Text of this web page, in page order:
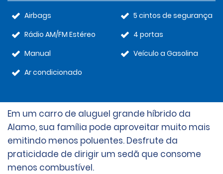
Airbags
Rádio AM/FM Estéreo
Manual
Ar condicionado
5 cintos de segurança
4 portas
Veículo a Gasolina
Em um carro de aluguel grande híbrido da
Alamo, sua família pode aproveitar muito mais
emitindo menos poluentes. Desfrute da
praticidade de dirigir um sedã que consome
menos combustível.